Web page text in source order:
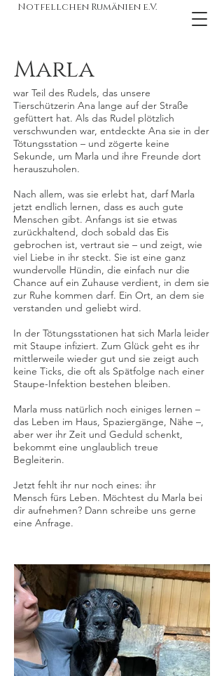
Notfellchen Rumänien e.V.
Marla
war Teil des Rudels, das unsere
Tierschützerin Ana lange auf der Straße
gefüttert hat. Als das Rudel plötzlich
verschwunden war, entdeckte Ana sie in der
Tötungsstation – und zögerte keine
Sekunde, um Marla und ihre Freunde dort
herauszuholen.
Nach allem, was sie erlebt hat, darf Marla
jetzt endlich lernen, dass es auch gute
Menschen gibt. Anfangs ist sie etwas
zurückhaltend, doch sobald das Eis
gebrochen ist, vertraut sie – und zeigt, wie
viel Liebe in ihr steckt. Sie ist eine ganz
wundervolle Hündin, die einfach nur die
Chance auf ein Zuhause verdient, in dem sie
zur Ruhe kommen darf. Ein Ort, an dem sie
verstanden und geliebt wird.
In der Tötungsstationen hat sich Marla leider
mit Staupe infiziert. Zum Glück geht es ihr
mittlerweile wieder gut und sie zeigt auch
keine Ticks, die oft als Spätfolge nach einer
Staupe-Infektion bestehen bleiben.
Marla muss natürlich noch einiges lernen –
das Leben im Haus, Spaziergänge, Nähe –,
aber wer ihr Zeit und Geduld schenkt,
bekommt eine unglaublich treue
Begleiterin.
Jetzt fehlt ihr nur noch eines: ihr
Mensch fürs Leben. Möchtest du Marla bei
dir aufnehmen? Dann schreibe uns gerne
eine Anfrage.